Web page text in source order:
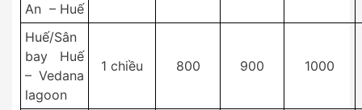
An – Huế
Huế/Sân
bay Huế
– Vedana
lagoon
1 chiều 800 900 1000